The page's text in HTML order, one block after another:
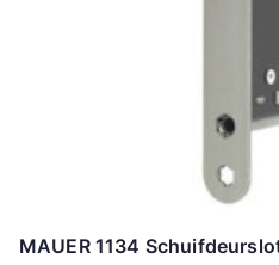
MAUER 1134